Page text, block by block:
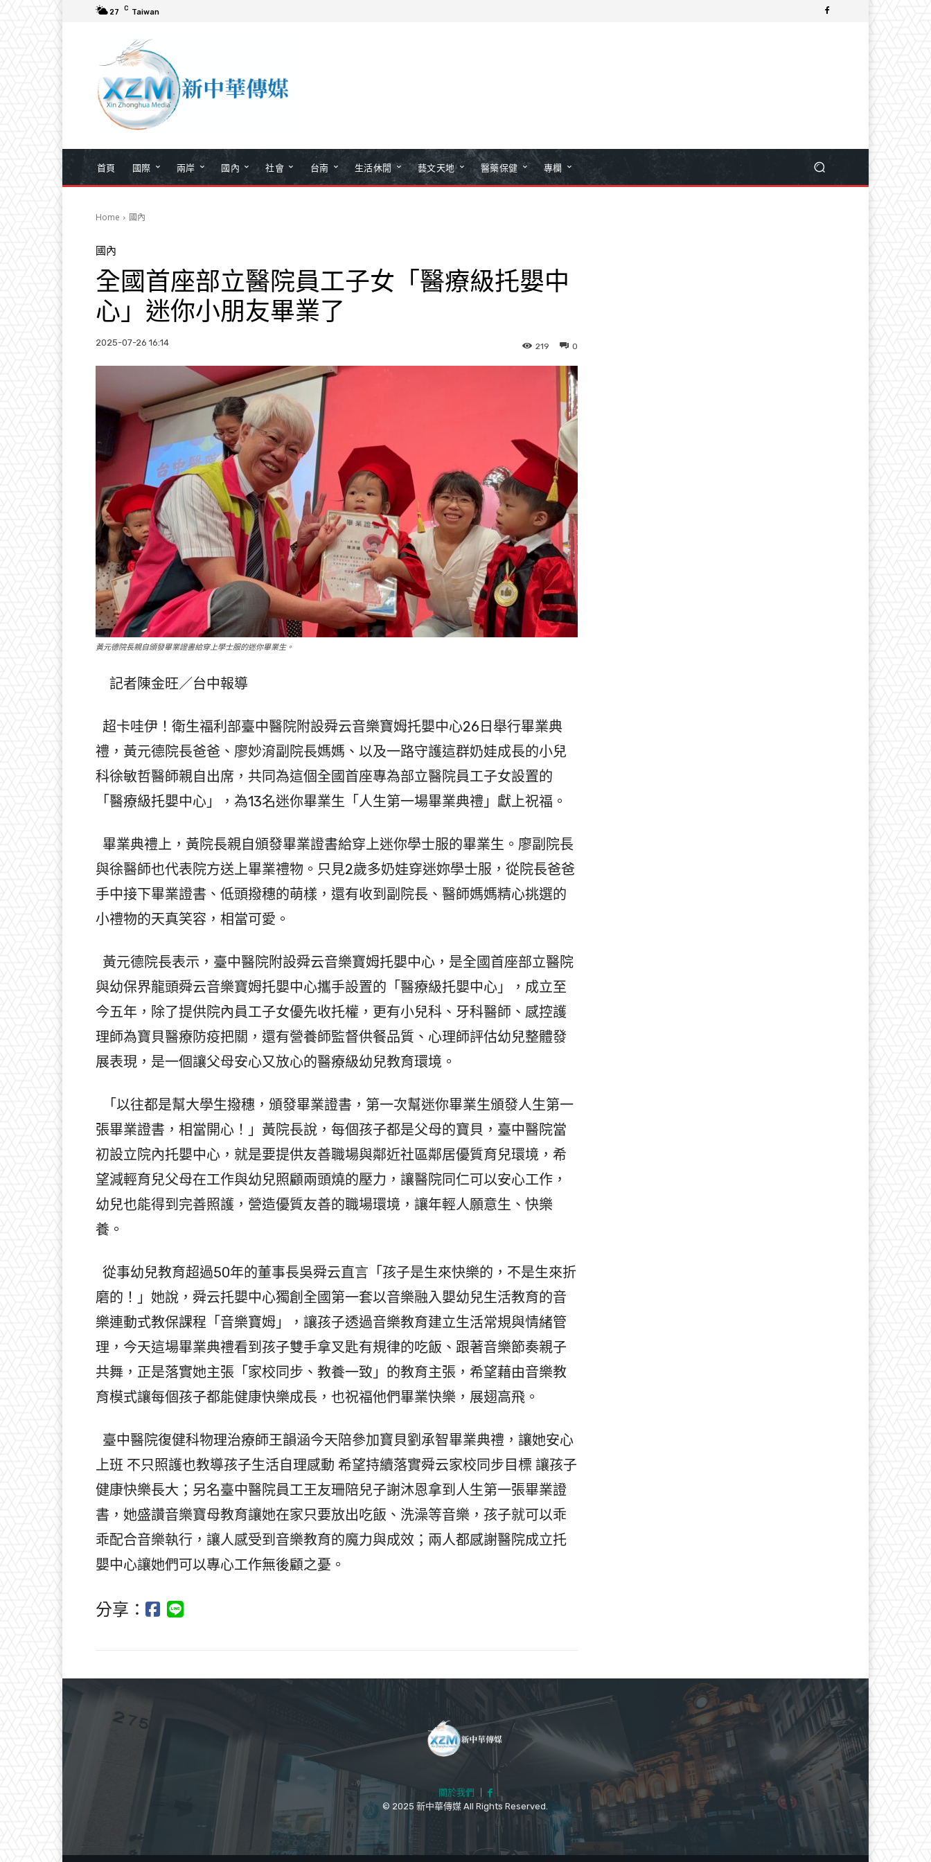
27 C Taiwan
首頁 國際 兩岸 國內 社會 台南 生活休閒 藝文天地 醫藥保健 專欄
Home 國內
國內
全國首座部立醫院員工子女「醫療級托嬰中
心」迷你小朋友畢業了
2025-07-26 16:14 0
219
黃元德院長親自頒發畢業證書給穿上學士服的迷你畢業生。
記者陳金旺／台中報導
超卡哇伊！衛生福利部臺中醫院附設舜云音樂寶姆托嬰中心26日舉行畢業典
禮，黃元德院長爸爸、廖妙淯副院長媽媽、以及一路守護這群奶娃成長的小兒
科徐敏哲醫師親自出席，共同為這個全國首座專為部立醫院員工子女設置的
「醫療級托嬰中心」，為13名迷你畢業生「人生第一場畢業典禮」獻上祝福。
畢業典禮上，黃院長親自頒發畢業證書給穿上迷你學士服的畢業生。廖副院長
與徐醫師也代表院方送上畢業禮物。只見2歲多奶娃穿迷妳學士服，從院長爸爸
手中接下畢業證書、低頭撥穗的萌樣，還有收到副院長、醫師媽媽精心挑選的
小禮物的天真笑容，相當可愛。
黃元德院長表示，臺中醫院附設舜云音樂寶姆托嬰中心，是全國首座部立醫院
與幼保界龍頭舜云音樂寶姆托嬰中心攜手設置的「醫療級托嬰中心」，成立至
今五年，除了提供院內員工子女優先收托權，更有小兒科、牙科醫師、感控護
理師為寶貝醫療防疫把關，還有營養師監督供餐品質、心理師評估幼兒整體發
展表現，是一個讓父母安心又放心的醫療級幼兒教育環境。
「以往都是幫大學生撥穗，頒發畢業證書，第一次幫迷你畢業生頒發人生第一
張畢業證書，相當開心！」黃院長說，每個孩子都是父母的寶貝，臺中醫院當
初設立院內托嬰中心，就是要提供友善職場與鄰近社區鄰居優質育兒環境，希
望減輕育兒父母在工作與幼兒照顧兩頭燒的壓力，讓醫院同仁可以安心工作，
幼兒也能得到完善照護，營造優質友善的職場環境，讓年輕人願意生、快樂
養。
從事幼兒教育超過50年的董事長吳舜云直言「孩子是生來快樂的，不是生來折
磨的！」她說，舜云托嬰中心獨創全國第一套以音樂融入嬰幼兒生活教育的音
樂連動式教保課程「音樂寶姆」，讓孩子透過音樂教育建立生活常規與情緒管
理，今天這場畢業典禮看到孩子雙手拿叉匙有規律的吃飯、跟著音樂節奏親子
共舞，正是落實她主張「家校同步、教養一致」的教育主張，希望藉由音樂教
育模式讓每個孩子都能健康快樂成長，也祝福他們畢業快樂，展翅高飛。
臺中醫院復健科物理治療師王韻涵今天陪參加寶貝劉承智畢業典禮，讓她安心
上班 不只照護也教導孩子生活自理感動 希望持續落實舜云家校同步目標 讓孩子
健康快樂長大；另名臺中醫院員工王友珊陪兒子謝沐恩拿到人生第一張畢業證
書，她盛讚音樂寶母教育讓她在家只要放出吃飯、洗澡等音樂，孩子就可以乖
乖配合音樂執行，讓人感受到音樂教育的魔力與成效；兩人都感謝醫院成立托
嬰中心讓她們可以專心工作無後顧之憂。
分享：
關於我們
© 2025 新中華傳媒 All Rights Reserved.